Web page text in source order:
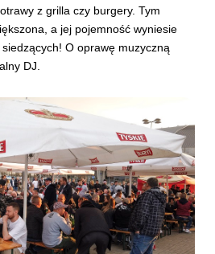
z grilla czy burgery. Tym
a jej pojemność wyniesie
O oprawę muzyczną
DJ.